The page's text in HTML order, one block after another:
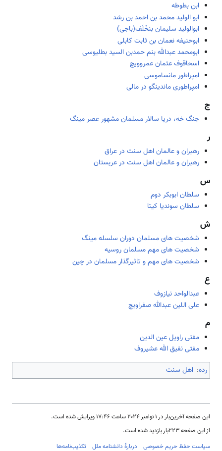
ابن بطوطه
ابو الولید محمد بن احمد بن رشد
ابوالولید سلیمان بنخَلَف(باجی)
ابوحنیفه نعمان‌ بن ثابت کابلی
ابومحمد عبدالله بنم حمدبن السید بطلیوسی
اسحاقوف‌ عثمان‌ عمروويچ‌
امپراطور مانساموسی
امپراطوری ماندینگو در مالی
ج
جنگ خه، دریا سالار مسلمان مشهور عصر مینگ
ر
رهبران و عالمان اهل سنت در عراق
رهبران و عالمان اهل سنت در عربستان
س
سلطان ابوبکر دوم
سلطان سوندیا کیتا
ش
شخصیت های مسلمان دوران سلسله مینگ
شخصیت های مهم مسلمان روسیه
شخصیت های مهم و تاثیرگذار مسلمان در چین
ع
عبدالواحد نيازوف
علی اللين‌ عبدالله‌ صفراويچ‌
م
مفتی راويل عین الدین
مفتی نفيق الله عشيروف
رده: اهل سنت
این صفحه آخرین‌بار در ‏۱ نوامبر ۲۰۲۴ ساعت ‏۱۷:۴۶ ویرایش شده است.
از این صفحه ۲۲۳بار بازدید شده است.
سیاست حفظ حریم خصوصی
دربارهٔ دانشنامه ملل تکذیب‌نامه‌ها